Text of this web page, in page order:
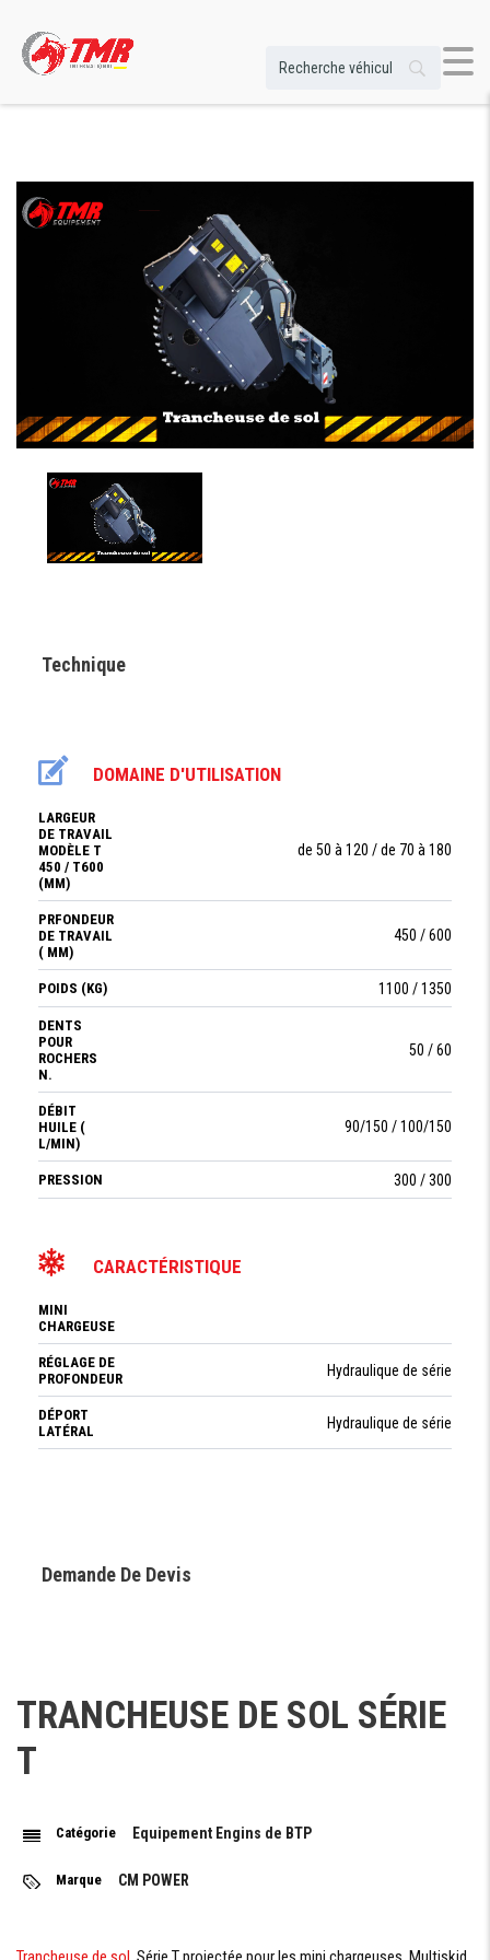
Technique
DOMAINE D'UTILISATION
LARGEUR
DE TRAVAIL
MODÈLE T
450 / T600
(MM)
de 50 à 120 / de 70 à 180
PRFONDEUR
DE TRAVAIL
( MM)
450 / 600
POIDS (KG) 1100 / 1350
DENTS
POUR
ROCHERS
N.
50 / 60
DÉBIT
HUILE (
L/MIN)
90/150 / 100/150
PRESSION 300 / 300
CARACTÉRISTIQUE
MINI
CHARGEUSE
RÉGLAGE DE
PROFONDEUR
Hydraulique de série
DÉPORT
LATÉRAL
Hydraulique de série
Demande De Devis
TRANCHEUSE DE SOL SÉRIE
T
Catégorie Equipement Engins de BTP
Marque CM POWER